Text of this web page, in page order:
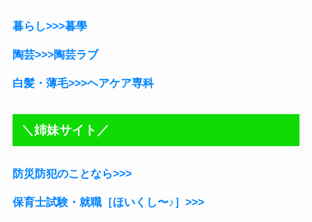
暮らし>>>暮學
陶芸>>>陶芸ラブ
白髪・薄毛>>>ヘアケア専科
＼姉妹サイト／
防災防犯のことなら>>>
保育士試験・就職［ほいくし〜♪］ >>>